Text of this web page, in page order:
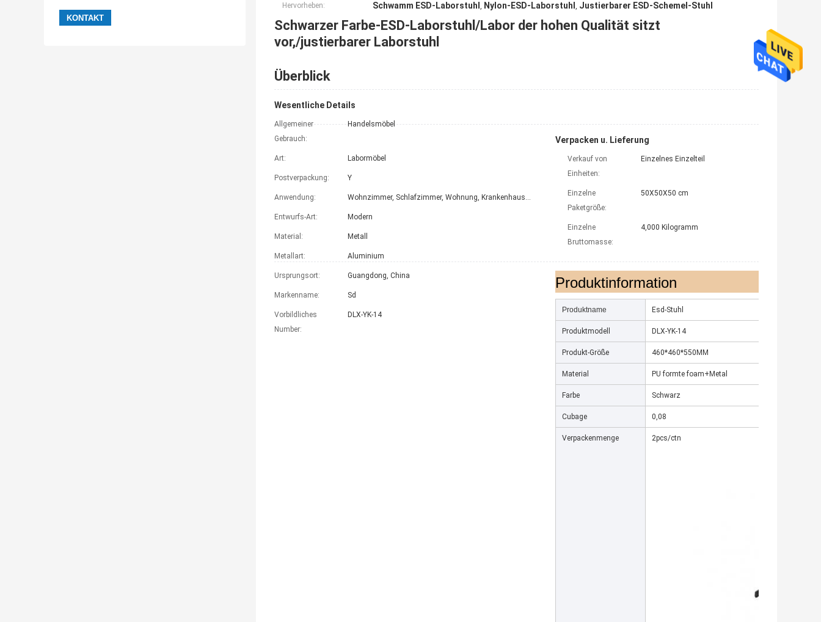
Hervorheben: Schwamm ESD-Laborstuhl , Nylon-ESD-Laborstuhl , Justierbarer ESD-Schemel-Stuhl
Schwarzer Farbe-ESD-Laborstuhl/Labor der hohen Qualität sitzt
vor,/justierbarer Laborstuhl
Überblick
Wesentliche Details
Allgemeiner
Gebrauch:
Handelsmöbel
Art: Labormöbel
Postverpackung: Y
Anwendung: Wohnzimmer, Schlafzimmer, Wohnung, Krankenhaus, Werkstatt, Turnhalle
Entwurfs-Art: Modern
Material: Metall
Metallart: Aluminium
Ursprungsort: Guangdong, China
Markenname: Sd
Vorbildliches
Number:
DLX-YK-14
Verpacken u. Lieferung
Verkauf von
Einheiten:
Einzelnes Einzelteil
Einzelne
Paketgröße:
50X50X50 cm
Einzelne
Bruttomasse:
4,000 Kilogramm
Produktinformation
Produktname Esd-Stuhl
Produktmodell DLX-YK-14
Produkt-Größe 460*460*550MM
Material PU formte foam+Metal
Farbe Schwarz
Cubage 0,08
Verpackenmenge 2pcs/ctn